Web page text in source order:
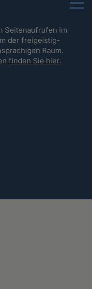
Menu
Seitenaufrufen im
der freigeistig-
Raum.
finden Sie hier.